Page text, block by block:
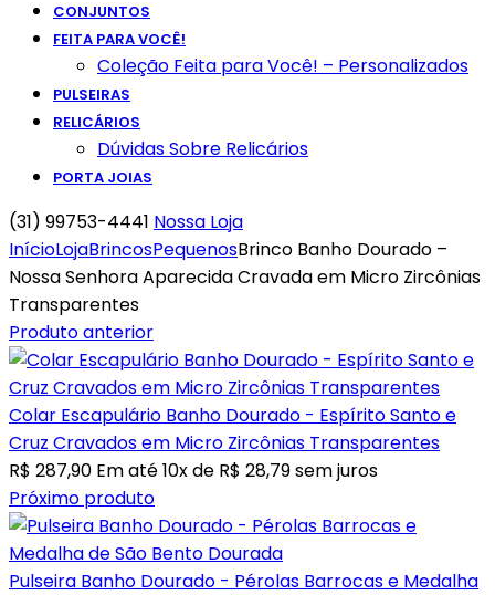
CONJUNTOS
FEITA PARA VOCÊ!
Coleção Feita para Você! – Personalizados
PULSEIRAS
RELICÁRIOS
Dúvidas Sobre Relicários
PORTA JOIAS
(31) 99753-4441 Nossa Loja
InícioLojaBrincosPequenosBrinco Banho Dourado –
Nossa Senhora Aparecida Cravada em Micro Zircônias
Transparentes
Produto anterior
Colar Escapulário Banho Dourado - Espírito Santo e
Cruz Cravados em Micro Zircônias Transparentes
R$ 287,90 Em até 10x de R$ 28,79sem juros
Próximo produto
Pulseira Banho Dourado - Pérolas Barrocas e Medalha